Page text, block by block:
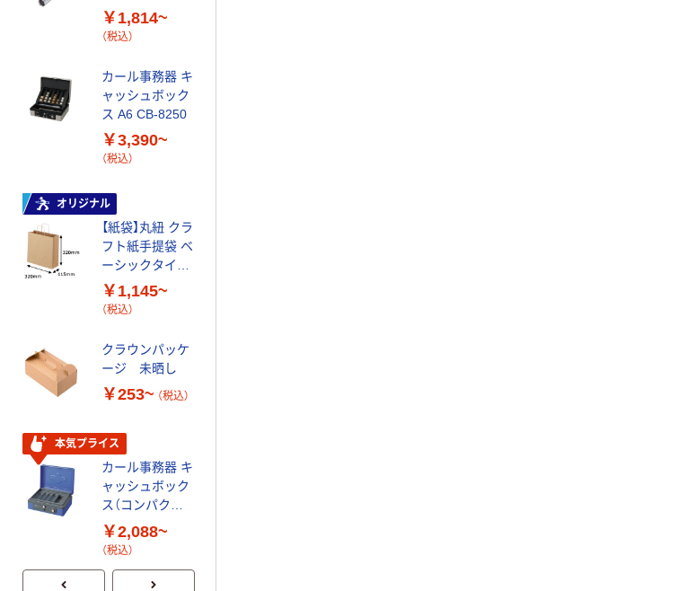
￥1,814~
（税込）
カール事務器 キ
ャッシュボック
ス A6 CB-8250
￥3,390~
（税込）
オリジナル
【紙袋】丸紐 クラ
フト紙手提袋 ベ
ーシックタイプ
／アスクル
￥1,145~
（税込）
クラウンパッケ
ージ 未晒し
￥253~ （税込）
本気プライス
カール事務器 キ
ャッシュボック
ス（コンパクト
サイズ） ブルー
￥2,088~
（税込）